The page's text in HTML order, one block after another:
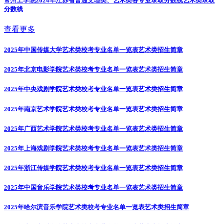
分数线
查看更多
2025年中国传媒大学艺术类校考专业名单一览表艺术类招生简章
2025年北京电影学院艺术类校考专业名单一览表艺术类招生简章
2025年中央戏剧学院艺术类校考专业名单一览表艺术类招生简章
2025年南京艺术学院艺术类校考专业名单一览表艺术类招生简章
2025年广西艺术学院艺术类校考专业名单一览表艺术类招生简章
2025年上海戏剧学院艺术类校考专业名单一览表艺术类招生简章
2025年浙江传媒学院艺术类校考专业名单一览表艺术类招生简章
2025年中国音乐学院艺术类校考专业名单一览表艺术类招生简章
2025年哈尔滨音乐学院艺术类校考专业名单一览表艺术类招生简章